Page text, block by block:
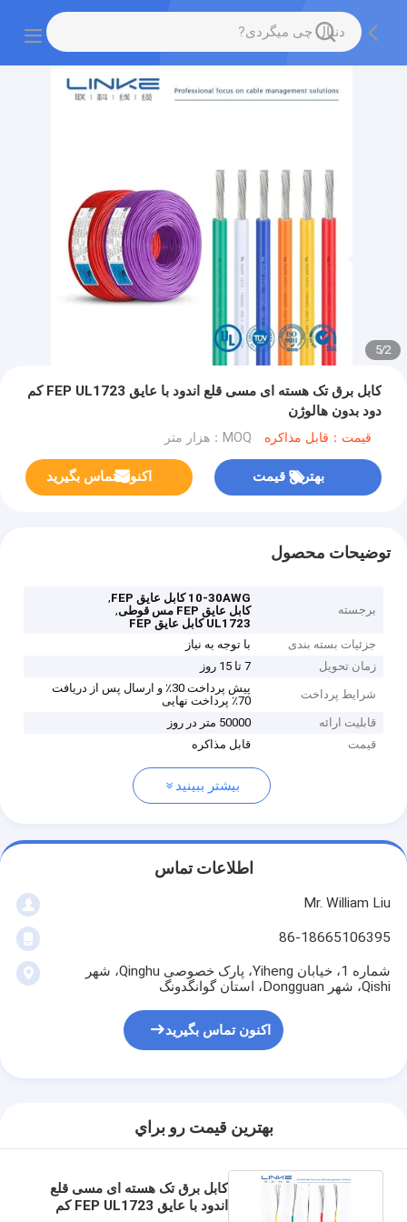
2
/
5
کابل برق تک هسته ای مسی قلع اندود با عایق FEP UL1723 کم
دود بدون هالوژن
قیمت：قابل مذاکره MOQ：هزار متر
بهترین قیمت اکنون تماس بگیرید
توضیحات محصول
برجسته
10-30AWG کابل عایق FEP
,
کابل عایق FEP مس قوطی
,
UL1723 کابل عایق FEP
جزئیات بسته بندی
با توجه به نیاز
زمان تحویل
7 تا 15 روز
شرایط پرداخت
پیش پرداخت 30٪ و ارسال پس از دریافت
70٪ پرداخت نهایی
قابلیت ارائه
50000 متر در روز
قیمت
قابل مذاکره
بیشتر ببینید
اطلاعات تماس
Mr. William Liu
86-18665106395
شماره 1، خیابان Yiheng، پارک خصوصی Qinghu، شهر
Qishi، شهر Dongguan، استان گوانگدونگ
اکنون تماس بگیرید
بهترين قيمت رو براي
کابل برق تک هسته ای مسی قلع
اندود با عایق FEP UL1723 کم